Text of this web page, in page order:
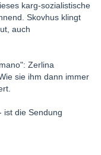
karg-sozialistische
Skovhus klingt
auch
Zerlina
sie ihm dann immer
ist die Sendung